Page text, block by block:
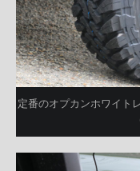
定番のオプカンホワイト